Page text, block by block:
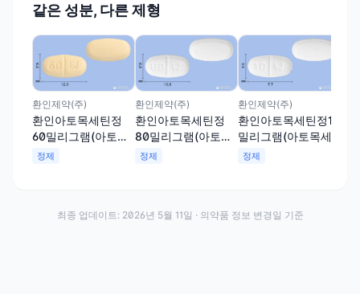
같은 성분, 다른 제형
환인제약(주)
환인아토목세틴정
60밀리그램(아토목
세틴염산염)
정제
환인제약(주)
환인아토목세틴정
80밀리그램(아토목
세틴염산염)
정제
환인제약(주)
환인아토목세틴정10
밀리그램(아토목세
틴염산염)
정제
최종 업데이트: 2026년 5월 11일 · 의약품 정보 변경일 기준